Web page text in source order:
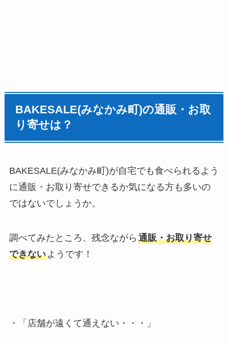
BAKESALE(みなかみ町)の通販・お取
り寄せは？
BAKESALE(みなかみ町)が自宅でも食べられるよう
に通販・お取り寄せできるか気になる方も多いの
ではないでしょうか。
調べてみたところ、残念ながら 通販・お取り寄せ
できないようです！
・「店舗が遠くて通えない・・・」